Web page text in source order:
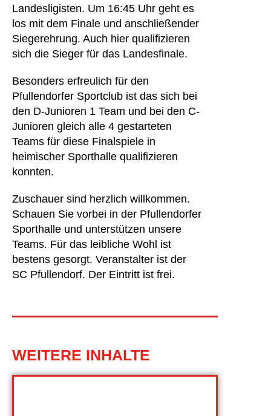
Landesligisten. Um 16:45 Uhr geht es
los mit dem Finale und anschließender
Siegerehrung. Auch hier qualifizieren
sich die Sieger für das Landesfinale.
Besonders erfreulich für den
Pfullendorfer Sportclub ist das sich bei
den D-Junioren 1 Team und bei den C-
Junioren gleich alle 4 gestarteten
Teams für diese Finalspiele in
heimischer Sporthalle qualifizieren
konnten.
Zuschauer sind herzlich willkommen.
Schauen Sie vorbei in der Pfullendorfer
Sporthalle und unterstützen unsere
Teams. Für das leibliche Wohl ist
bestens gesorgt. Veranstalter ist der
SC Pfullendorf. Der Eintritt ist frei.
WEITERE INHALTE